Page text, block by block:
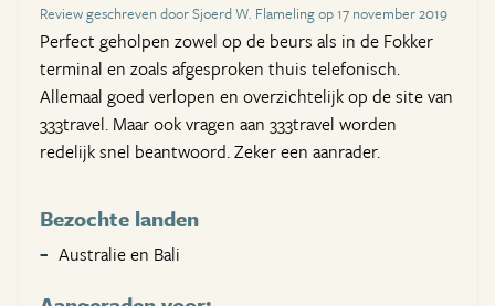
Review geschreven door Sjoerd W. Flameling op 17 november 2019
Perfect geholpen zowel op de beurs als in de Fokker
terminal en zoals afgesproken thuis telefonisch.
Allemaal goed verlopen en overzichtelijk op de site van
333travel. Maar ook vragen aan 333travel worden
redelijk snel beantwoord. Zeker een aanrader.
Bezochte landen
Australie en Bali